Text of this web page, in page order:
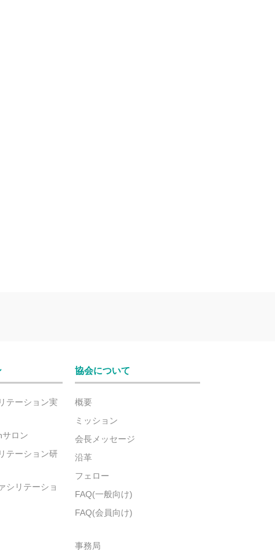
テーション実
ロン
テーション研
シリテーショ
協会について
概要
ミッション
会長メッセージ
沿革
フェロー
FAQ(一般向け)
FAQ(会員向け)
事務局